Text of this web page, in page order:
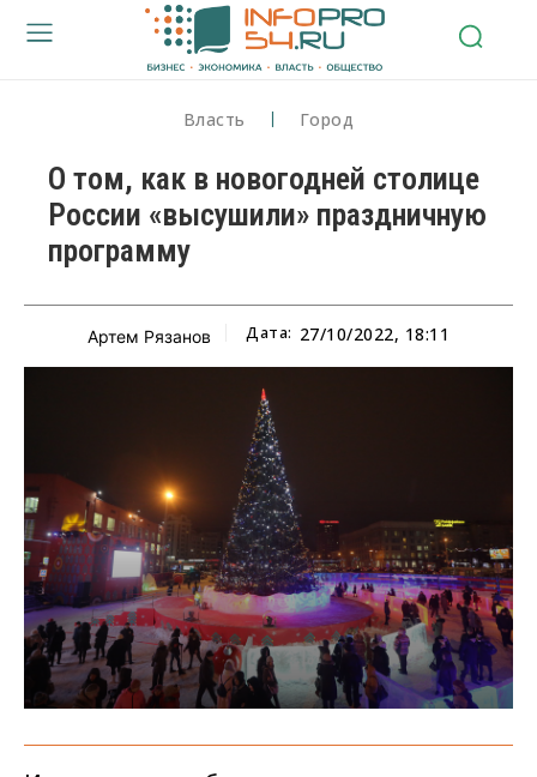
Власть Город
О том, как в новогодней столице
России «высушили» праздничную
программу
Артем Рязанов Дата: 27/10/2022, 18:11